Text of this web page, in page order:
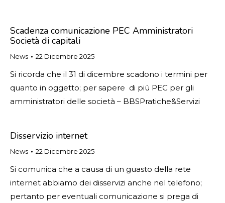
Scadenza comunicazione PEC Amministratori
Società di capitali
News 22 Dicembre 2025
Si ricorda che il 31 di dicembre scadono i termini per
quanto in oggetto; per sapere di più PEC per gli
amministratori delle società – BBSPratiche&Servizi
Disservizio internet
News 22 Dicembre 2025
Si comunica che a causa di un guasto della rete
internet abbiamo dei disservizi anche nel telefono;
pertanto per eventuali comunicazione si prega di